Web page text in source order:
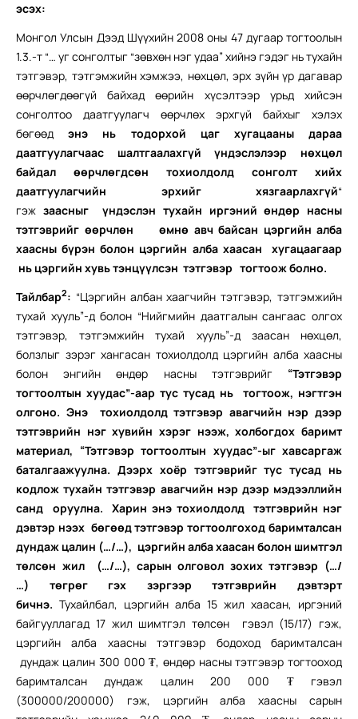
эсэх:
Монгол Улсын Дээд Шүүхийн 2008 оны 47 дугаар тогтоолын
1.3.-т “… уг сонголтыг “зөвхөн нэг удаа” хийнэ гэдэг нь тухайн
тэтгэвэр, тэтгэмжийн хэмжээ, нөхцөл, эрх зүйн үр дагавар
өөрчлөгдөөгүй байхад өөрийн хүсэлтээр урьд хийсэн
сонголтоо даатгуулагч өөрчлөх эрхгүй байхыг хэлэх
бөгөөдэнэ нь тодорхой цаг хугацааны дараа
даатгуулагчаас шалтгаалахгүй үндэслэлээр нөхцөл
байдал өөрчлөгдсөн тохиолдолд сонголт хийх
даатгуулагчийн эрхийг хязгаарлахгүй“
гэж заасныг
үндэслэн тухайн иргэний өндөр насны
тэтгэврийг өөрчлөн
өмнө авч байсан цэргийн алба
хаасны бүрэн болон цэргийн алба хаасан хугацаагаар
нь цэргийн хувь тэнцүүлсэн тэтгэвэр тогтоож болно.
Тайлбар2: “Цэргийн албан хаагчийн тэтгэвэр, тэтгэмжийн
тухай хууль”-д болон “Нийгмийн даатгалын сангаас олгох
тэтгэвэр, тэтгэмжийн тухай хууль”-д заасан нөхцөл,
болзлыг зэрэг хангасан тохиолдолд цэргийн алба хаасны
болон энгийн өндөр насны тэтгэврийг “Тэтгэвэр
тогтоолтын хуудас”-аар тус тусад нь тогтоож, нэгтгэн
олгоно. Энэ тохиолдолд тэтгэвэр авагчийн нэр дээр
тэтгэврийн нэг хувийн хэрэг нээж, холбогдох баримт
материал, “Тэтгэвэр тогтоолтын хуудас”-ыг хавсаргаж
баталгаажуулна. Дээрх хоёр тэтгэврийг тус тусад нь
кодлож тухайн тэтгэвэр авагчийн нэр дээр мэдээллийн
санд оруулна. Харин энэ тохиолдолд тэтгэврийн нэг
дэвтэр нээх бөгөөд тэтгэвэр тогтоолгоход баримталсан
дундаж цалин (…/…), цэргийн алба хаасан болон шимтгэл
төлсөн жил
(…/…), сарын олговол зохих тэтгэвэр (…/
…) төгрөг гэх зэргээр тэтгэврийн дэвтэрт
бичнэ. Тухайлбал, цэргийн алба 15 жил хаасан, иргэний
байгууллагад 17 жил шимтгэл төлсөн гэвэл (15/17) гэж,
цэргийн алба хаасны тэтгэвэр бодоход баримталсан
дундаж цалин 300 000 ₮, өндөр насны тэтгэвэр тогтооход
баримталсан дундаж цалин 200 000 ₮ гэвэл
(300000/200000) гэж, цэргийн алба хаасны сарын